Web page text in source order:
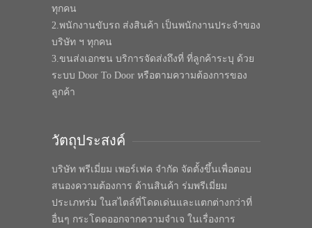
ทุกคน
2.พนักงานขับรถ ส่งสินค้า เป็นพนักงานประจำของ
บริษัท ฯ ทุกคน
3.ขนส่งเอกชน บริการจัดส่งถึงที่ ที่ลูกค้าระบุ ด้วย
ระบบ Door To Door หรือตามความต้องการของ
ลูกค้า
วัตถุประสงค์
บริษัท พรีเมี่ยม เพอร์เฟค จำกัด จัดตั้งขึ้นเพื่อตอบ
สนองความต้องการ ด้านสินค้า ร่มพรีเมี่ยม
ประเภทร่ม ในสไตล์ที่โดดเด่นและแตกต่างกว่าที่
อื่นๆ กระโดดออกจากความจำเจ ในเรื่องการ